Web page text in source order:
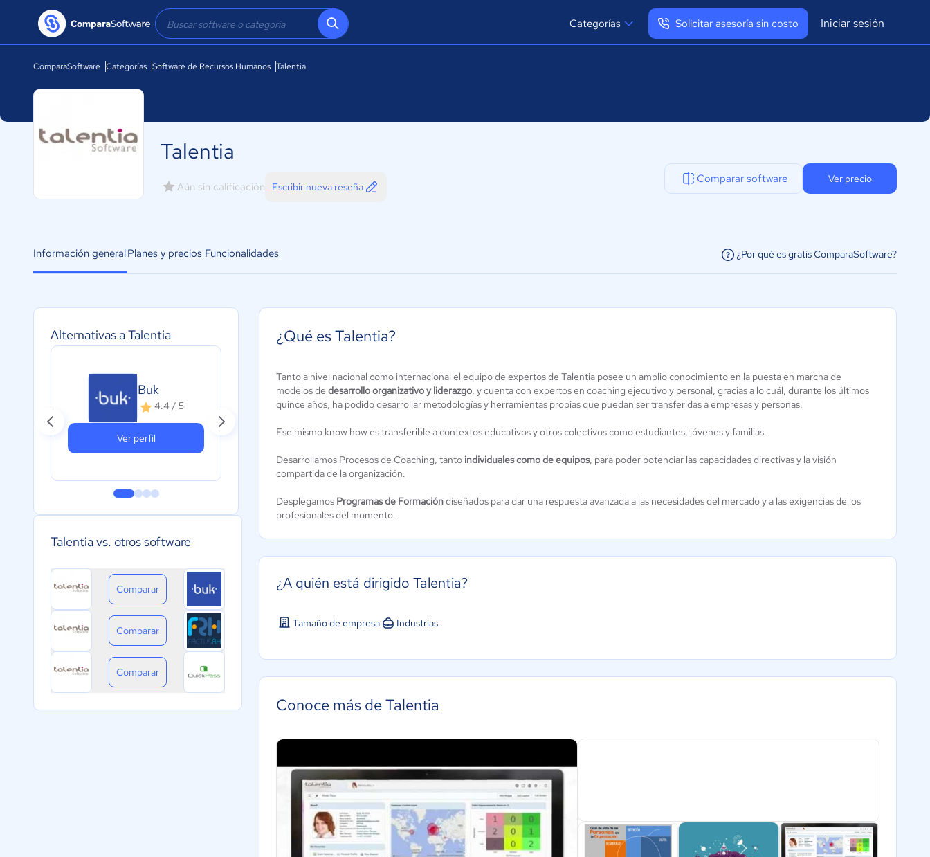
Categorías Solicitar asesoría sin costo Iniciar sesión
ComparaSoftware Categorías Software de Recursos Humanos Talentia
Talentia
Aún sin calificación Escribir nueva reseña
Comparar software Ver precio
Información generalPlanes y precios Funcionalidades ¿Por qué es gratis ComparaSoftware?
Alternativas a Talentia
Buk
4.4 / 5
Ver perfil
FactusRH
4.5 / 5
QuickPass
4.3 / 5
Zenda México
Aún sin
Talentia vs. otros software
Comparar
Comparar
Comparar
¿Qué es Talentia?
Tanto a nivel nacional como internacional el equipo de expertos de Talentia posee un amplio conocimiento en la puesta en marcha de
modelos de desarrollo organizativo y liderazgo, y cuenta con expertos en coaching ejecutivo y personal, gracias a lo cuál, durante los últimos
quince años, ha podido desarrollar metodologías y herramientas propias que puedan ser transferidas a empresas y personas.
Ese mismo know how es transferible a contextos educativos y otros colectivos como estudiantes, jóvenes y familias.
Desarrollamos Procesos de Coaching, tanto individuales como de equipos, para poder potenciar las capacidades directivas y la visión
compartida de la organización.
Desplegamos Programas de Formacióndiseñados para dar una respuesta avanzada a las necesidades del mercado y a las exigencias de los
profesionales del momento.
¿A quién está dirigido Talentia?
Tamaño de empresa Industrias
Conoce más de Talentia